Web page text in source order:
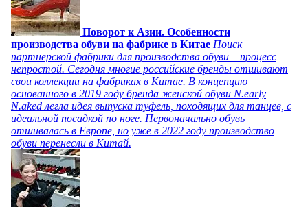
Поворот к Азии. Особенности
производства обуви на фабрике в Китае Поиск
партнерской фабрики для производства обуви – процесс
непростой. Сегодня многие российские бренды отшивают
свои коллекции на фабриках в Китае. В концепцию
основанного в 2019 году бренда женской обуви N.early
N.aked легла идея выпуска туфель, походящих для танцев, с
идеальной посадкой по ноге. Первоначально обувь
отшивалась в Европе, но уже в 2022 году производство
обуви перенесли в Китай.